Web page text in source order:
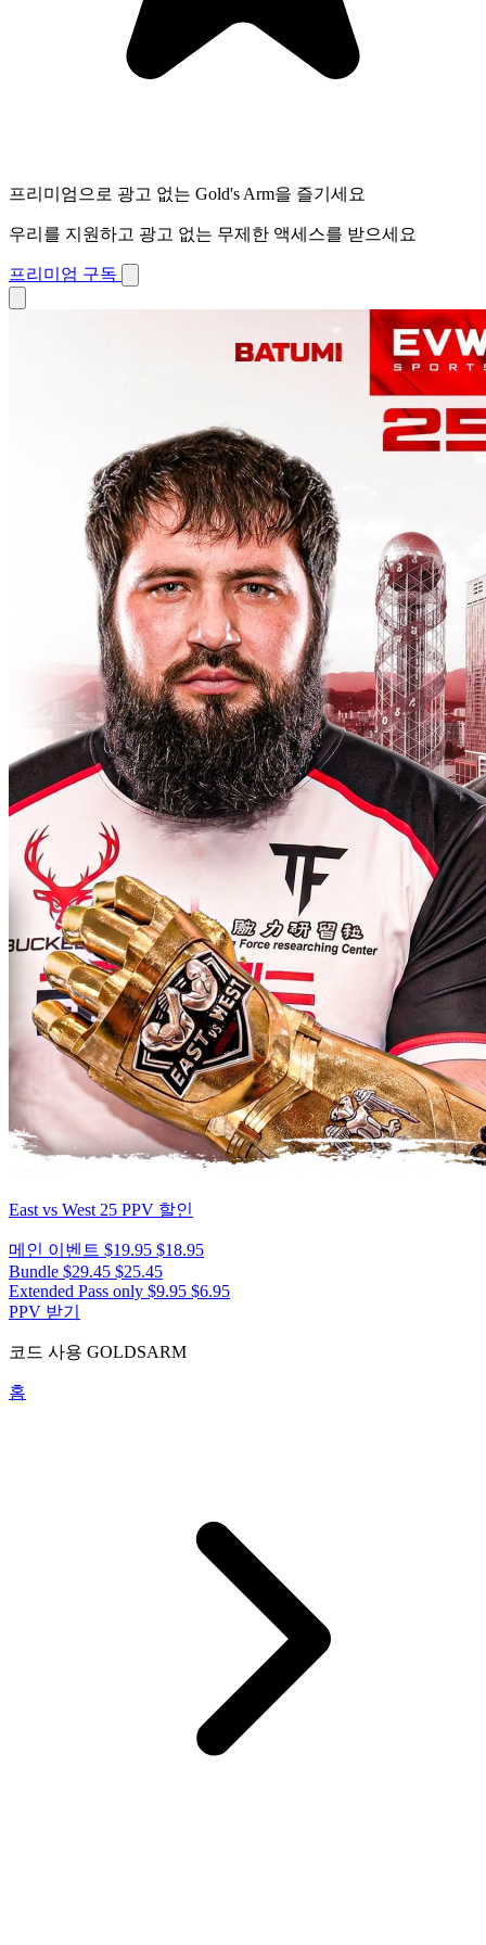
프리미엄으로 광고 없는 Gold's Arm을 즐기세요
우리를 지원하고 광고 없는 무제한 액세스를 받으세요
프리미엄 구독
East vs West 25 PPV 할인
메인 이벤트 $19.95 $18.95
Bundle $29.45 $25.45
Extended Pass only $9.95 $6.95
PPV 받기
코드 사용 GOLDSARM
홈